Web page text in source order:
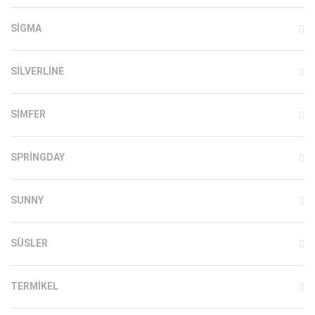
SIGMA
SILVERLINE
SIMFER
SPRINGDAY
SUNNY
SÜSLER
TERMIKEL